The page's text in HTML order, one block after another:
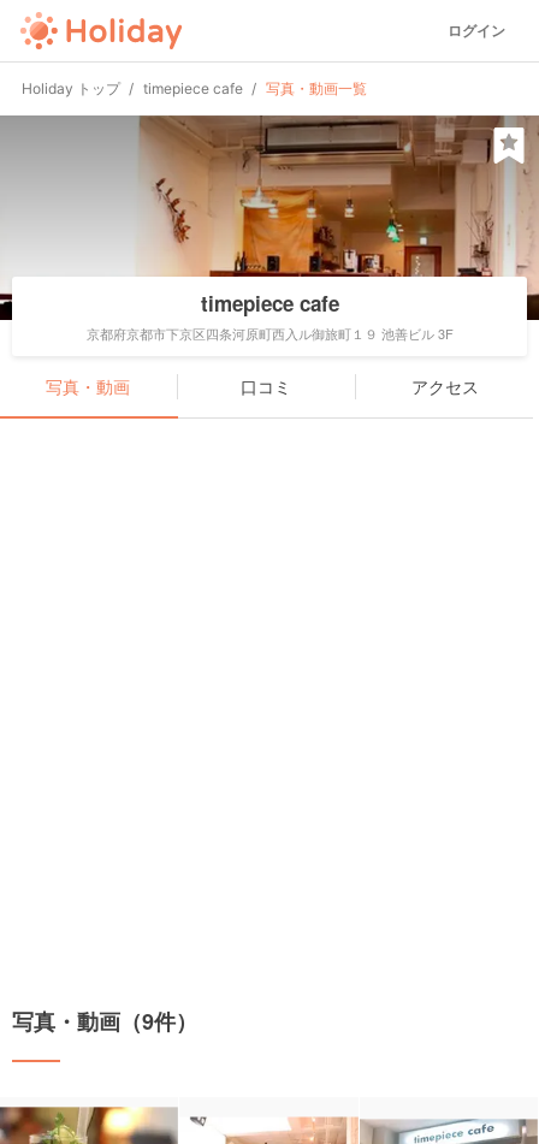
ログイン
Holiday トップ timepiece cafe 写真・動画一覧
timepiece cafe
京都府京都市下京区四条河原町西入ル御旅町１９ 池善ビル 3F
写真・動画 口コミ アクセス
写真・動画（9件）